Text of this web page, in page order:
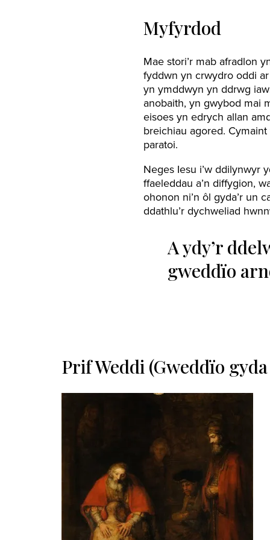
Myfyrdod
Mae stori’r mab afradlon
fyddwn yn crwydro oddi
yn ymddwyn yn ddrwg
anobaith, yn gwybod mai
eisoes yn edrych allan
breichiau agored.
paratoi.
Neges Iesu i’w ddilynwyr
ffaeleddau a’n diffygion,
ohonon ni’n ôl gyda’r un
ddathlu’r dychweliad
A ydy’r
gweddïo
Prif Weddi (Gweddïo